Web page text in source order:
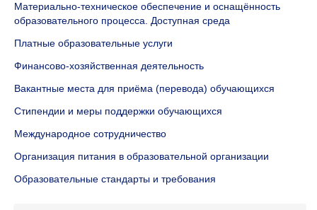
Материально-техническое обеспечение и оснащённость
образовательного процесса. Доступная среда
Платные образовательные услуги
Финансово-хозяйственная деятельность
Вакантные места для приёма (перевода) обучающихся
Стипендии и меры поддержки обучающихся
Международное сотрудничество
Организация питания в образовательной организации
Образовательные стандарты и требования